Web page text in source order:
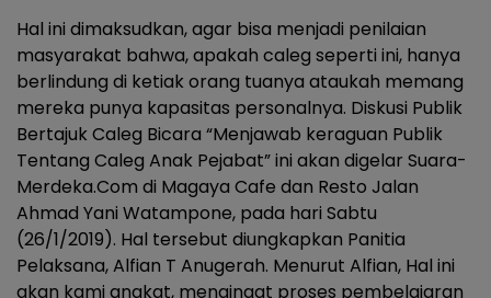
Hal ini dimaksudkan, agar bisa menjadi penilaian
masyarakat bahwa, apakah caleg seperti ini, hanya
berlindung di ketiak orang tuanya ataukah memang
mereka punya kapasitas personalnya. Diskusi Publik
Bertajuk Caleg Bicara “Menjawab keraguan Publik
Tentang Caleg Anak Pejabat” ini akan digelar Suara-
Merdeka.Com di Magaya Cafe dan Resto Jalan
Ahmad Yani Watampone, pada hari Sabtu
(26/1/2019). Hal tersebut diungkapkan Panitia
Pelaksana, Alfian T Anugerah. Menurut Alfian, Hal ini
akan kami angkat, mengingat proses pembelajaran